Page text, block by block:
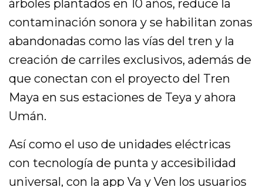
árboles plantados en 10 años, reduce la
contaminación sonora y se habilitan zonas
abandonadas como las vías del tren y la
creación de carriles exclusivos, además de
que conectan con el proyecto del Tren
Maya en sus estaciones de Teya y ahora
Umán.
Así como el uso de unidades eléctricas
con tecnología de punta y accesibilidad
universal, con la app Va y Ven los usuarios